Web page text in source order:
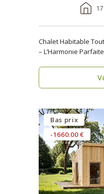
Chalet Habitable
– L’Harmonie
Bas prix
-1660.00 €